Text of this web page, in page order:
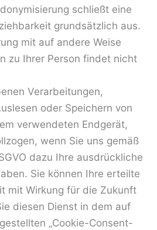
schließt eine
grundsätzlich aus.
mit auf andere Weise
zu Ihrer Person findet nicht
Verarbeitungen,
oder Speichern von
verwendeten Endgerät,
wenn Sie uns gemäß
dazu Ihre ausdrückliche
Sie können Ihre erteilte
mit Wirkung für die Zukunft
diesen Dienst in dem auf
„Cookie-Consent-